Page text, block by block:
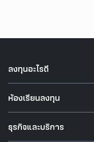
ลงทุนอะไรดี
ห้องเรียนลงทุน
ธุรกิจและบริการ